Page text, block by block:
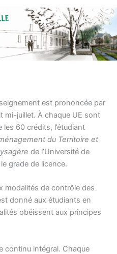
est prononcée par
mi-juillet. À chaque UE sont
60 crédits, l’étudiant
du Territoire et
de l’Université de
grade de licence.
modalités de contrôle des
donné aux étudiants en
obéissent aux principes
continu intégral. Chaque